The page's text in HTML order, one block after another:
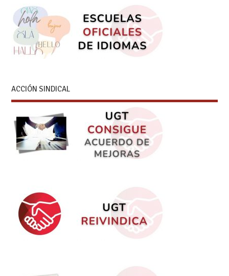
ACCIÓN SINDICAL